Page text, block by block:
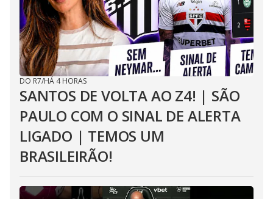
DO R7/HÁ 4 HORAS
SANTOS DE VOLTA AO Z4! | SÃO
PAULO COM O SINAL DE ALERTA
LIGADO | TEMOS UM
BRASILEIRÃO!